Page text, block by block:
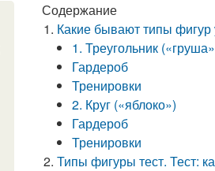
Содержание
Какие бывают типы
1. Треугольник
Гардероб
Тренировки
2. Круг («яблоко»)
Гардероб
Тренировки
Типы фигуры тест. Тест: